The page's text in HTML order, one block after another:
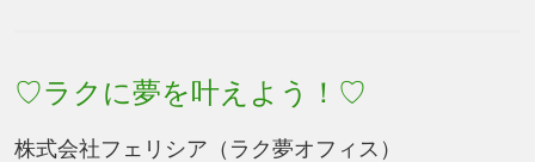
♡ラクに夢を叶えよう！♡
株式会社フェリシア（ラク夢オフィス）